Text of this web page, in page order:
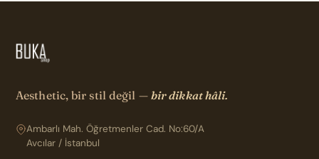
Aesthetic, bir stil değil — bir dikkat hâli.
Ambarlı Mah. Öğretmenler Cad. No:60/A
Avcılar / İstanbul